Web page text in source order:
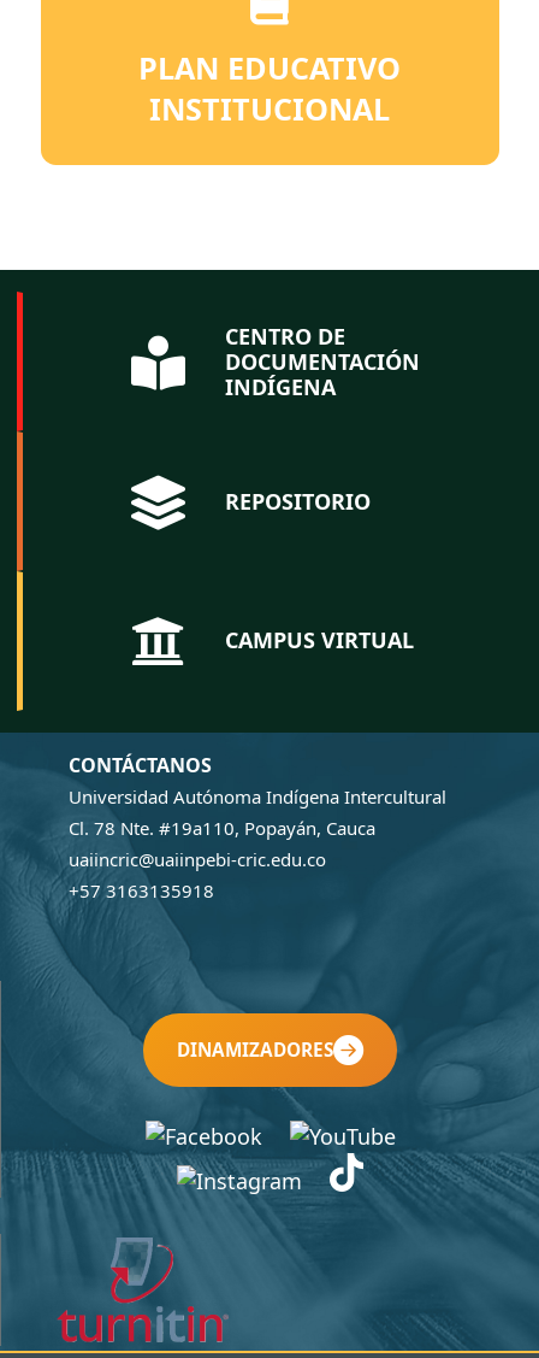
PLAN EDUCATIVO
INSTITUCIONAL
CENTRO DE
DOCUMENTACIÓN
INDÍGENA
REPOSITORIO
CAMPUS VIRTUAL
CONTÁCTANOS
Universidad Autónoma Indígena Intercultural
Cl. 78 Nte. #19a110, Popayán, Cauca
uaiincric@uaiinpebi-cric.edu.co
+57 3163135918
DINAMIZADORES